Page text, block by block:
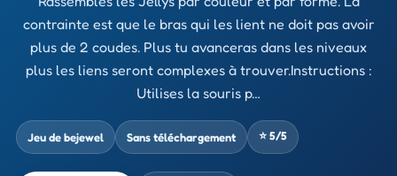
contrainte est que le bras qui les lient ne doit pas avoir
plus de 2 coudes. Plus tu avanceras dans les niveaux
plus les liens seront complexes à trouver.Instructions :
Utilises la souris p…
Jeu de bejewel Sans téléchargement ⭐ 5/5